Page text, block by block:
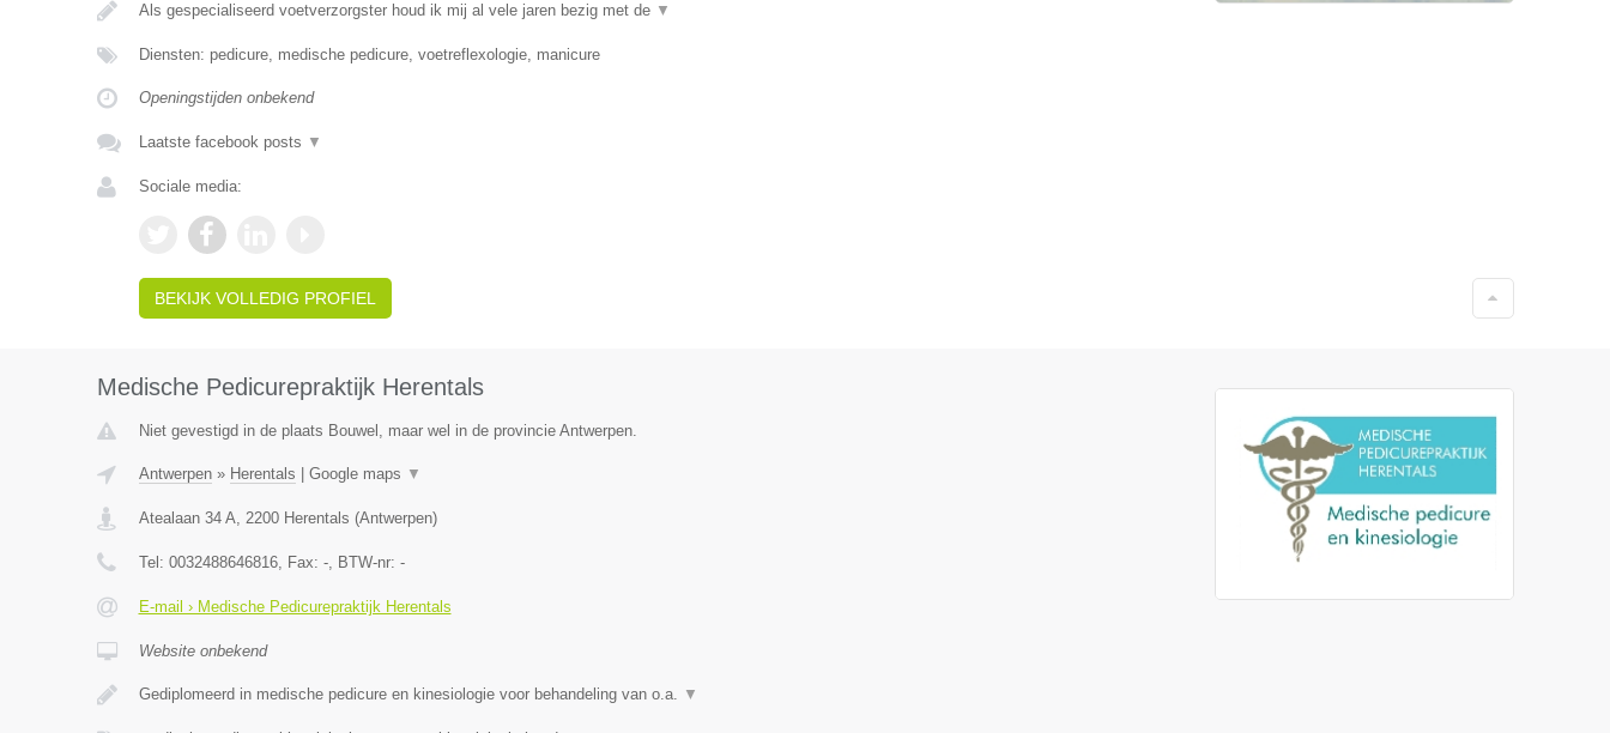
Als gespecialiseerd voetverzorgster houd ik mij al vele jaren bezig met de ▼
Diensten: pedicure, medische pedicure, voetreflexologie, manicure
Openingstijden onbekend
Laatste facebook posts ▼
Sociale media:
BEKIJK VOLLEDIG PROFIEL
Medische Pedicurepraktijk Herentals
Niet gevestigd in de plaats Bouwel, maar wel in de provincie Antwerpen.
Antwerpen» Herentals Google maps ▼
Atealaan 34 A, 2200 Herentals (Antwerpen)
Tel: 0032488646816, Fax: -, BTW-nr: -
E-mail › Medische Pedicurepraktijk Herentals
Website onbekend
Gediplomeerd in medische pedicure en kinesiologie voor behandeling van o.a. ▼